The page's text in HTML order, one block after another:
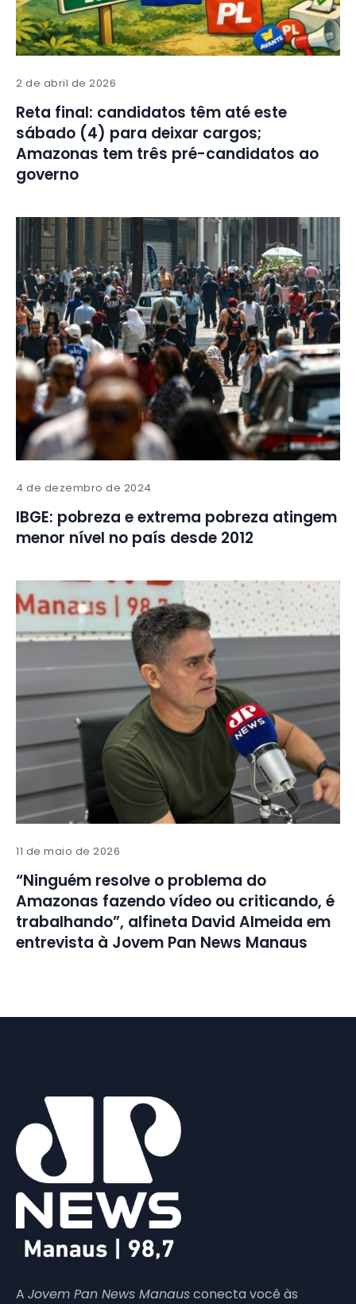
2 de abril de 2026
Reta final: candidatos têm até este
sábado (4) para deixar cargos;
Amazonas tem três pré-candidatos ao
governo
4 de dezembro de 2024
IBGE: pobreza e extrema pobreza atingem
menor nível no país desde 2012
11 de maio de 2026
“Ninguém resolve o problema do
Amazonas fazendo vídeo ou criticando, é
trabalhando”, alfineta David Almeida em
entrevista à Jovem Pan News Manaus
A Jovem Pan News Manausconecta você às